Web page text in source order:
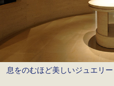
息をのむほど美しいジュエリー